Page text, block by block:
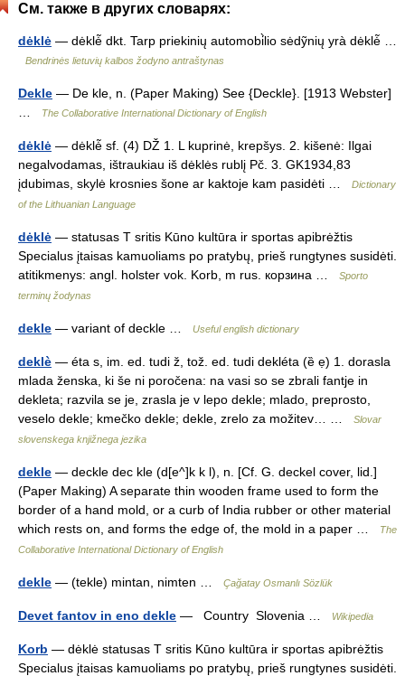
См. также в других словарях:
dėklė — dėklė̃ dkt. Tarp priekinių automobi̇̀lio sėdỹnių yrà dėklė̃ …
Bendrinės lietuvių kalbos žodyno antraštynas
Dekle — De kle, n. (Paper Making) See {Deckle}. [1913 Webster]
The Collaborative International Dictionary of English
dėklė — dėklė̃ sf. (4) DŽ 1. L kuprinė, krepšys. 2. kišenė: Ilgai
negalvodamas, ištraukiau iš dėklės rublį Pč. 3. GK1934,83
įdubimas, skylė krosnies šone ar kaktoje kam pasidėti …
Dictionary
of the Lithuanian Language
dėklė — statusas T sritis Kūno kultūra ir sportas apibrėžtis
Specialus įtaisas kamuoliams po pratybų, prieš rungtynes susidėti.
atitikmenys: angl. holster vok. Korb, m rus. корзина …
Sporto
terminų žodynas
dekle — variant of deckle … Useful english dictionary
deklè — éta s, im. ed. tudi ž, tož. ed. tudi dekléta (ȅ ẹ) 1. dorasla
mlada ženska, ki še ni poročena: na vasi so se zbrali fantje in
dekleta; razvila se je, zrasla je v lepo dekle; mlado, preprosto,
veselo dekle; kmečko dekle; dekle, zrelo za možitev… …
Slovar
slovenskega knjižnega jezika
dekle — deckle dec kle (d[e^]k k l), n. [Cf. G. deckel cover, lid.]
(Paper Making) A separate thin wooden frame used to form the
border of a hand mold, or a curb of India rubber or other material
which rests on, and forms the edge of, the mold in a paper …
The
Collaborative International Dictionary of English
dekle — (tekle) mintan, nimten … Çağatay Osmanlı Sözlük
Devet fantov in eno dekle — Country Slovenia … Wikipedia
Korb — dėklė statusas T sritis Kūno kultūra ir sportas apibrėžtis
Specialus įtaisas kamuoliams po pratybų, prieš rungtynes susidėti.